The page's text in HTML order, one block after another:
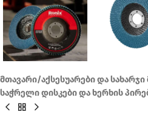
მთავარი/აქსესუარები და
საჭრელი დისკები და ხერხის